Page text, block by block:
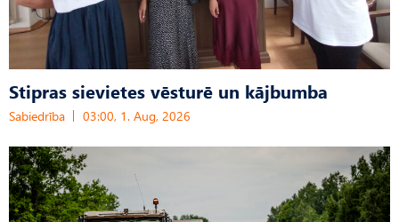
Stipras sievietes vēsturē un kājbumba
Sabiedrība 03:00, 1. Aug, 2026